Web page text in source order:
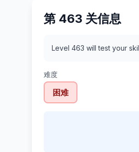
第 463 关信息
Level 463 will test your
难度
困难